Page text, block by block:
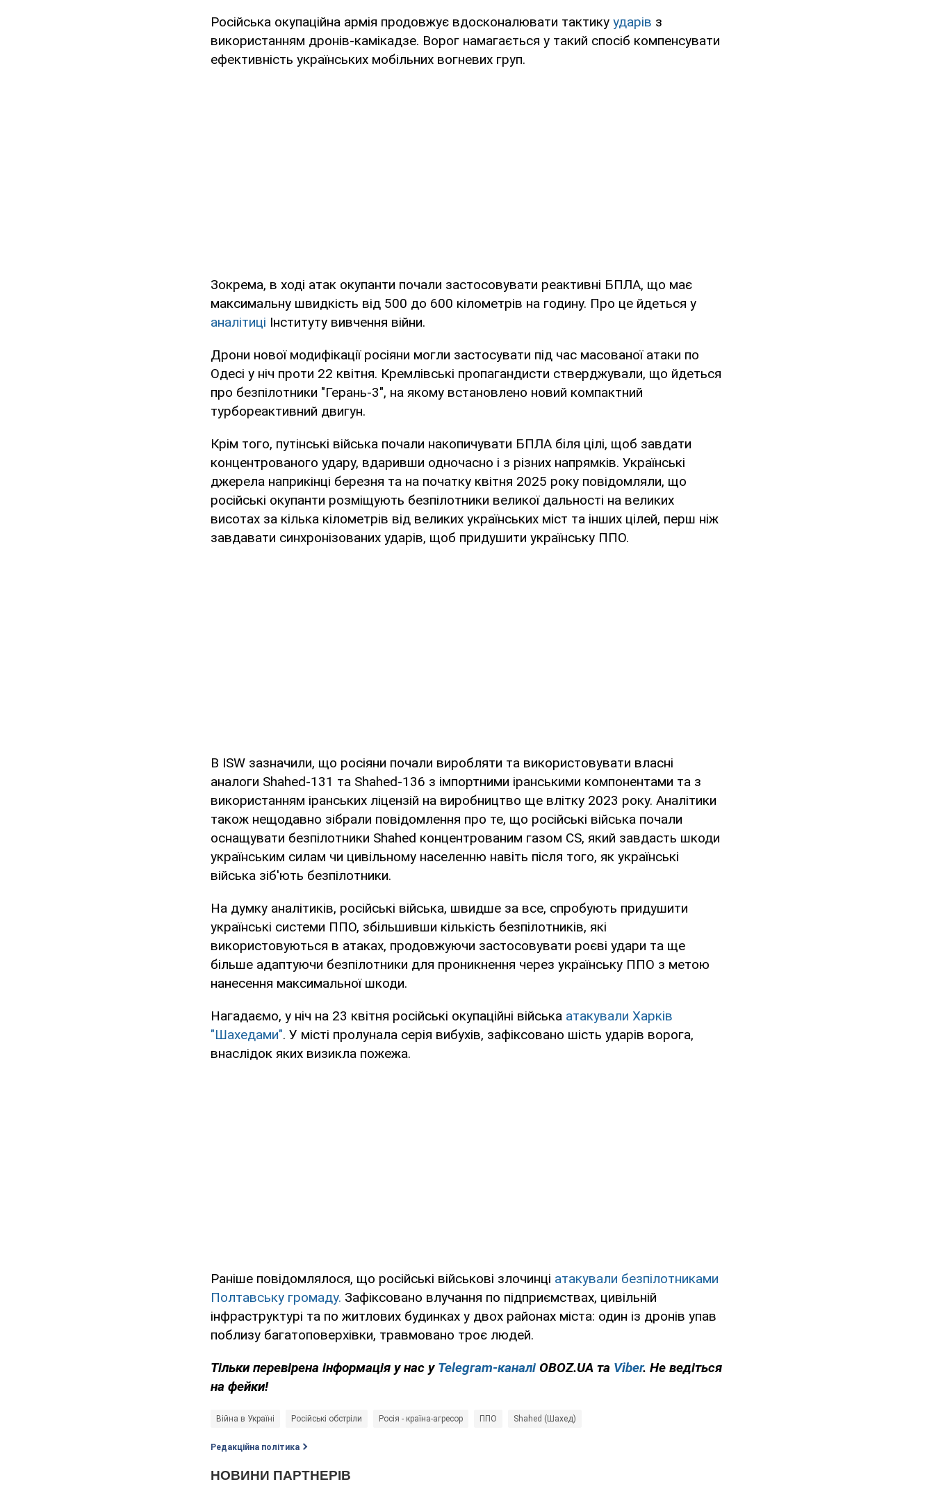
Російська окупаційна армія продовжує вдосконалювати тактику ударів з
використанням дронів-камікадзе. Ворог намагається у такий спосіб компенсувати
ефективність українських мобільних вогневих груп.
Зокрема, в ході атак окупанти почали застосовувати реактивні БПЛА, що має
максимальну швидкість від 500 до 600 кілометрів на годину. Про це йдеться у
аналітиці Інституту вивчення війни.
Дрони нової модифікації росіяни могли застосувати під час масованої атаки по
Одесі у ніч проти 22 квітня. Кремлівські пропагандисти стверджували, що йдеться
про безпілотники "Герань-3", на якому встановлено новий компактний
турбореактивний двигун.
Крім того, путінські війська почали накопичувати БПЛА біля цілі, щоб завдати
концентрованого удару, вдаривши одночасно і з різних напрямків. Українські
джерела наприкінці березня та на початку квітня 2025 року повідомляли, що
російські окупанти розміщують безпілотники великої дальності на великих
висотах за кілька кілометрів від великих українських міст та інших цілей, перш ніж
завдавати синхронізованих ударів, щоб придушити українську ППО.
В ISW зазначили, що росіяни почали виробляти та використовувати власні
аналоги Shahed-131 та Shahed-136 з імпортними іранськими компонентами та з
використанням іранських ліцензій на виробництво ще влітку 2023 року. Аналітики
також нещодавно зібрали повідомлення про те, що російські війська почали
оснащувати безпілотники Shahed концентрованим газом CS, який завдасть шкоди
українським силам чи цивільному населенню навіть після того, як українські
війська зіб'ють безпілотники.
На думку аналітиків, російські війська, швидше за все, спробують придушити
українські системи ППО, збільшивши кількість безпілотників, які
використовуються в атаках, продовжуючи застосовувати роєві удари та ще
більше адаптуючи безпілотники для проникнення через українську ППО з метою
нанесення максимальної шкоди.
Нагадаємо, у ніч на 23 квітня російські окупаційні війська атакували Харків
"Шахедами". У місті пролунала серія вибухів, зафіксовано шість ударів ворога,
внаслідок яких визикла пожежа.
Раніше повідомлялося, що російські військові злочинці атакували безпілотниками
Полтавську громаду. Зафіксовано влучання по підприємствах, цивільній
інфраструктурі та по житлових будинках у двох районах міста: один із дронів упав
поблизу багатоповерхівки, травмовано троє людей.
Тільки перевірена інформація у нас у Telegram-каналі OBOZ.UA та Viber. Не ведіться
на фейки!
Війна в Україні Російські обстріли Росія - країна-агресор ППО Shahed (Шахед)
Редакційна політика